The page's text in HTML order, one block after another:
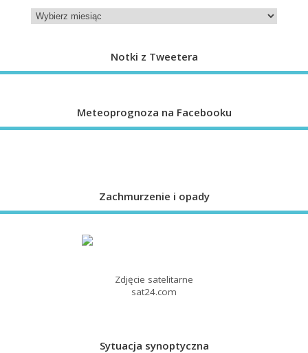
Notki z Tweetera
Meteoprognoza na Facebooku
Zachmurzenie i opady
Zdjęcie satelitarne
sat24.com
Sytuacja synoptyczna